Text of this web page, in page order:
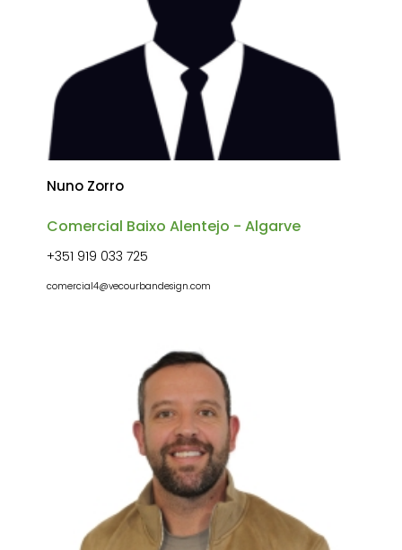
Nuno Zorro
Comercial Baixo Alentejo - Algarve
+351 919 033 725
comercial4@vecourbandesign.com